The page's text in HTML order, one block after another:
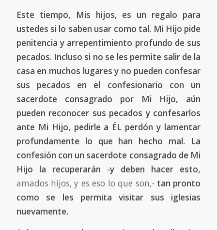
Este tiempo, Mis hijos, es un regalo para
ustedes si lo saben usar como tal. Mi Hijo pide
penitencia y arrepentimiento profundo de sus
pecados. Incluso si no se les permite salir de la
casa en muchos lugares y no pueden confesar
sus pecados en el confesionario con un
sacerdote consagrado por Mi Hijo, aún
pueden reconocer sus pecados y confesarlos
ante Mi Hijo, pedirle a ÉL perdón y lamentar
profundamente lo que han hecho mal. La
confesión con un sacerdote consagrado de Mi
Hijo la recuperarán -y deben hacer esto,
amados hijos, y es eso lo que son,- tan pronto
como se les permita visitar sus iglesias
nuevamente.